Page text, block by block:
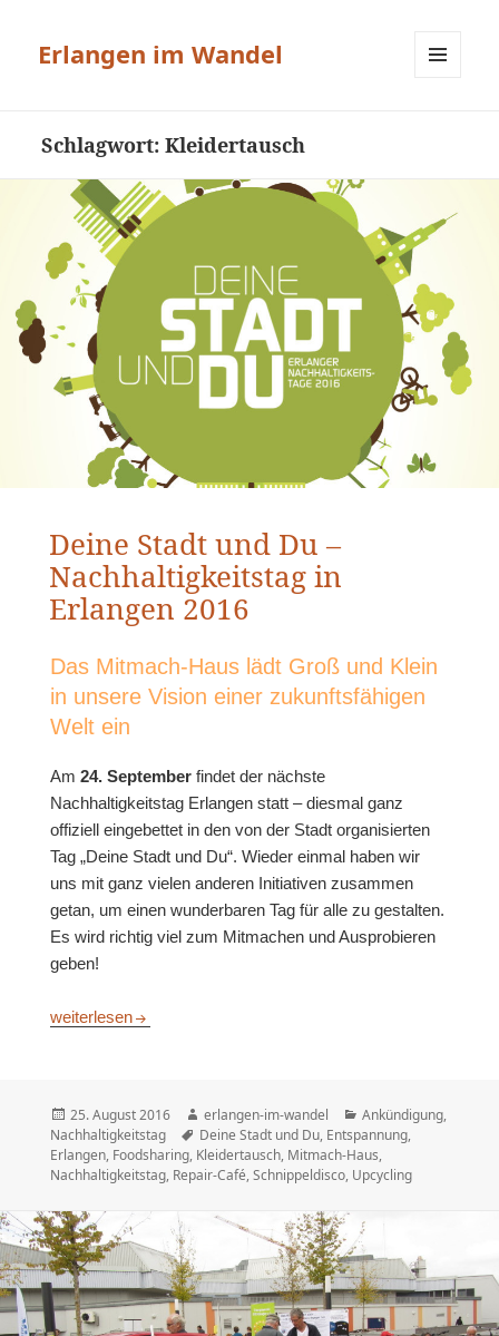
Erlangen im Wandel
Schlagwort:Kleidertausch
Deine Stadt und Du –
Nachhaltigkeitstag in
Erlangen 2016
Das Mitmach-Haus lädt Groß und Klein
in unsere Vision einer zukunftsfähigen
Welt ein
Am 24. September findet der nächste
Nachhaltigkeitstag Erlangen statt – diesmal ganz
offiziell eingebettet in den von der Stadt organisierten
Tag „Deine Stadt und Du“. Wieder einmal haben wir
uns mit ganz vielen anderen Initiativen zusammen
getan, um einen wunderbaren Tag für alle zu gestalten.
Es wird richtig viel zum Mitmachen und Ausprobieren
geben!
Deine Stadt und Du – Nachhaltigkeitstag in Erlangen 2016
weiterlesen
Veröffentlicht
am
25. August 2016 Autor
erlangen-im-wandel Kategorien
Ankündigung,
Nachhaltigkeitstag
Schlagwörter
Deine Stadt und Du, Entspannung,
Erlangen, Foodsharing, Kleidertausch, Mitmach-Haus,
Nachhaltigkeitstag, Repair-Café,Schnippeldisco, Upcycling